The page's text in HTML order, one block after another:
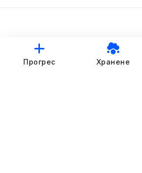
© StankovFit Progress
Прогрес Хранене